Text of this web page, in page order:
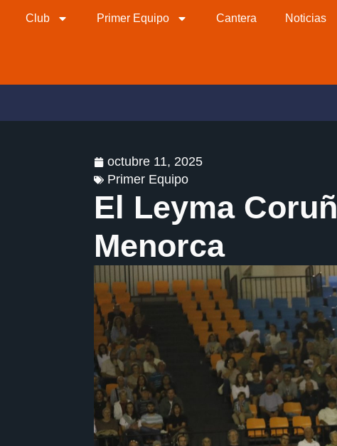
Club Primer Equipo Cantera Noticias
octubre 11, 2025
Primer Equipo
El Leyma
Menorca